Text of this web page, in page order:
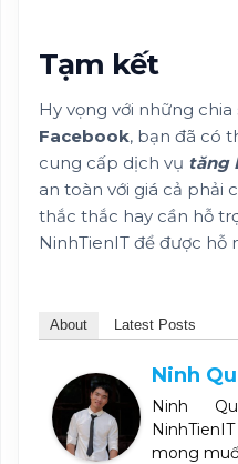
Tạm kết
Hy vọng với những chia
Facebook, bạn đã có
cung cấp dịch vụ tăng
an toàn với giá cả phải
thắc thắc hay cần hỗ
NinhTienIT để được hỗ
About Latest Posts
Ninh
Ninh
mong